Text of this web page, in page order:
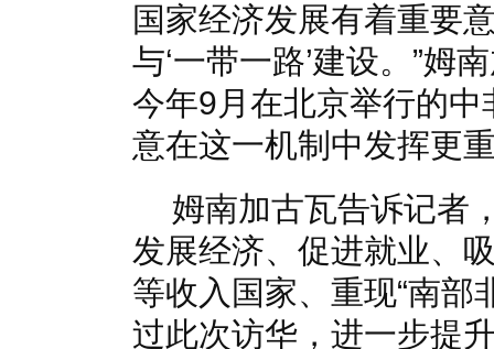
国家经济发展有着重要
与‘一带一路’建设。”姆
今年9月在北京举行的
意在这一机制中发挥更
姆南加古瓦告诉记者
发展经济、促进就业、
等收入国家、重现“南部
过此次访华，进一步提